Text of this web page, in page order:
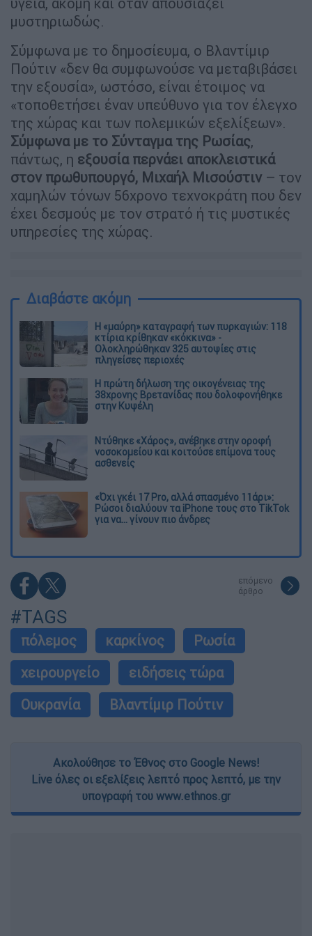
μυστηριωδώς.
Σύμφωνα με το δημοσίευμα, ο Βλαντίμιρ
Πούτιν «δεν θα συμφωνούσε να μεταβιβάσει
την εξουσία», ωστόσο, είναι έτοιμος να
«τοποθετήσει έναν υπεύθυνο για τον έλεγχο
της χώρας και των πολεμικών εξελίξεων».
Σύμφωνα με το Σύνταγμα της Ρωσίας,
πάντως, η εξουσία περνάει αποκλειστικά
στον πρωθυπουργό, Μιχαήλ Μισούστιν – τον
χαμηλών τόνων 56χρονο τεχνοκράτη που δεν
έχει δεσμούς με τον στρατό ή τις μυστικές
υπηρεσίες της χώρας.
Διαβάστε ακόμη
Η «μαύρη» καταγραφή των πυρκαγιών: 118
κτίρια κρίθηκαν «κόκκινα» -
Ολοκληρώθηκαν 325 αυτοψίες στις
πληγείσες περιοχές
Η πρώτη δήλωση της οικογένειας της
38χρονης Βρετανίδας που δολοφονήθηκε
στην Κυψέλη
Ντύθηκε «Χάρος», ανέβηκε στην οροφή
νοσοκομείου και κοιτούσε επίμονα τους
ασθενείς
«Όχι γκέι 17 Pro, αλλά σπασμένο 11άρι»:
Ρώσοι διαλύουν τα iPhone τους στο TikTok
για να... γίνουν πιο άνδρες
επόμενο
άρθρο
#TAGS
πόλεμος καρκίνος
Ρωσία
χειρουργείο
ειδήσεις τώρα
Ουκρανία
Βλαντίμιρ Πούτιν
Ακολούθησε το Έθνος στο Google News!
Live όλες οι εξελίξεις λεπτό προς λεπτό, με την
υπογραφή του www.ethnos.gr